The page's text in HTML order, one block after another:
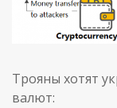
Трояны хотят
валют: